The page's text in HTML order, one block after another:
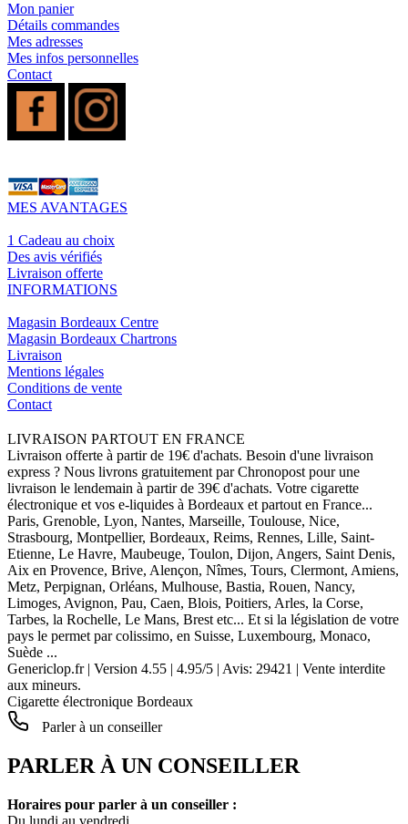
Mon panier
Détails commandes
Mes adresses
Mes infos personnelles
Contact
MES AVANTAGES
1 Cadeau au choix
Des avis vérifiés
Livraison offerte
INFORMATIONS
Magasin Bordeaux Centre
Magasin Bordeaux Chartrons
Livraison
Mentions légales
Conditions de vente
Contact
LIVRAISON PARTOUT EN FRANCE
Livraison offerte à partir de 19€ d'achats. Besoin d'une livraison
express ? Nous livrons gratuitement par Chronopost pour une
livraison le lendemain à partir de 39€ d'achats. Votre cigarette
électronique et vos e-liquides à Bordeaux et partout en France...
Paris, Grenoble, Lyon, Nantes, Marseille, Toulouse, Nice,
Strasbourg, Montpellier, Bordeaux, Reims, Rennes, Lille, Saint-
Etienne, Le Havre, Maubeuge, Toulon, Dijon, Angers, Saint Denis,
Aix en Provence, Brive, Alençon, Nîmes, Tours, Clermont, Amiens,
Metz, Perpignan, Orléans, Mulhouse, Bastia, Rouen, Nancy,
Limoges, Avignon, Pau, Caen, Blois, Poitiers, Arles, la Corse,
Tarbes, la Rochelle, Le Mans, Brest etc... Et si la législation de votre
pays le permet par colissimo, en Suisse, Luxembourg, Monaco,
Suède ...
Genericlop.fr| Version 4.55 | 4.95/5 | Avis: 29421 | Vente interdite
aux mineurs.
Cigarette électronique Bordeaux
Parler à un conseiller
PARLER À UN CONSEILLER
Horaires pour parler à un conseiller :